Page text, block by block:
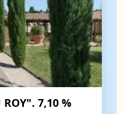
ROY". 7,10 %